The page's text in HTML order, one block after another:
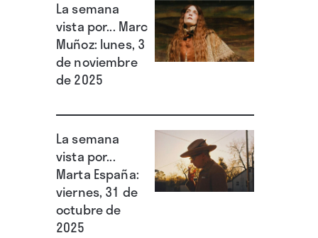
La semana
vista por... Marc
Muñoz: lunes, 3
de noviembre
de 2025
La semana
vista por...
Marta España:
viernes, 31 de
octubre de
2025